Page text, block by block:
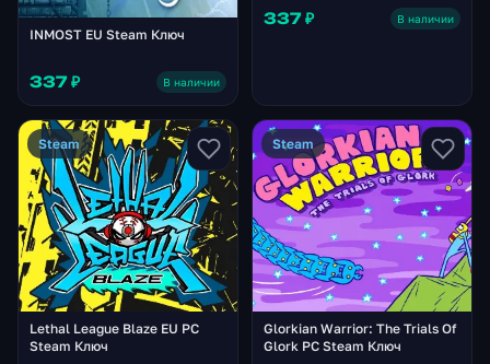
INMOST EU Steam Ключ
337 ₽ В наличии
337 ₽ В наличии
Steam
Lethal League Blaze EU PC
Steam Ключ
Steam
Glorkian Warrior: The Trials Of
Glork PC Steam Ключ